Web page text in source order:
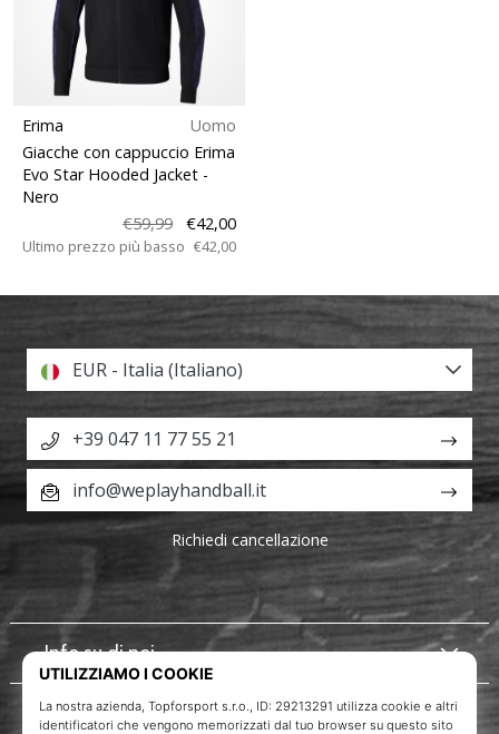
Erima
Uomo
Giacche con cappuccio Erima
Evo Star Hooded Jacket -
Nero
€59,99
€42,00
Ultimo prezzo più basso €42,00
Info su di noi
Servizio clienti
EUR - Italia (Italiano)
+39 047 11 77 55 21
info@weplayhandball.it
Richiedi cancellazione